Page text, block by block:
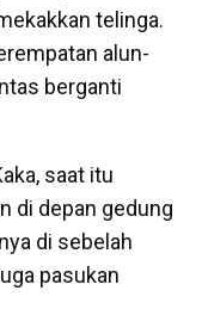
telinga.
alun-
berganti
saat itu
di depan gedung
di sebelah
pasukan